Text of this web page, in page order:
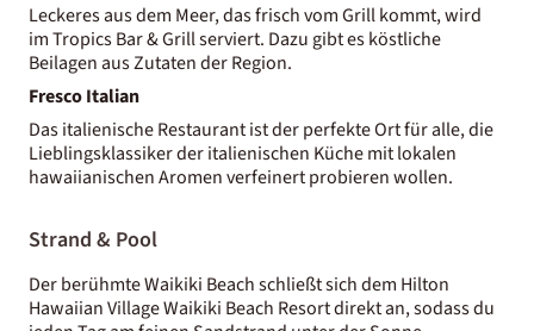
Leckeres aus dem Meer, das frisch vom Grill kommt, wird
im Tropics Bar & Grill serviert. Dazu gibt es köstliche
Beilagen aus Zutaten der Region.
Fresco Italian
Das italienische Restaurant ist der perfekte Ort für alle, die
Lieblingsklassiker der italienischen Küche mit lokalen
hawaiianischen Aromen verfeinert probieren wollen.
Strand & Pool
Der berühmte Waikiki Beach schließt sich dem Hilton
Hawaiian Village Waikiki Beach Resort direkt an, sodass du